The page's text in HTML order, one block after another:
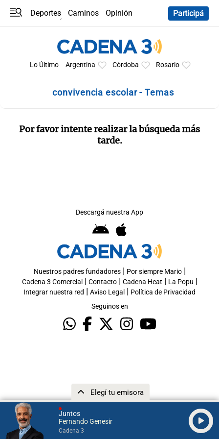
Juntos
Fernando Genesir
Cadena 3
Elegí tu emisora
Deportes Caminos
Opinión
Participá
Lo Último Argentina Córdoba Rosario
convivencia escolar - Temas
Por favor intente realizar la búsqueda más
tarde.
Descargá nuestra App
Nuestros padres fundadores| Por siempre Mario|
Cadena 3 Comercial | Contacto| Cadena Heat | La Popu |
Integrar nuestra red | Aviso Legal | Política de Privacidad
Seguinos en